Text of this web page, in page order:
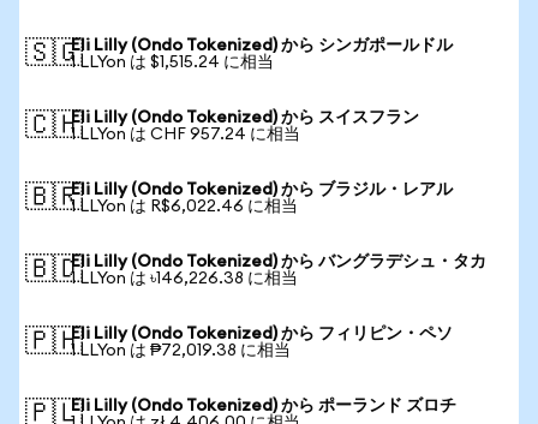
🇸🇬Eli Lilly (Ondo Tokenized) から シンガポールドル
1 LLYon は $1,515.24 に相当
🇨🇭Eli Lilly (Ondo Tokenized) から スイスフラン
1 LLYon は CHF 957.24 に相当
🇧🇷Eli Lilly (Ondo Tokenized) から ブラジル・レアル
1 LLYon は R$6,022.46 に相当
🇧🇩Eli Lilly (Ondo Tokenized) から バングラデシュ・タカ
1 LLYon は ৳146,226.38 に相当
🇵🇭Eli Lilly (Ondo Tokenized) から フィリピン・ペソ
1 LLYon は ₱72,019.38 に相当
🇵🇱Eli Lilly (Ondo Tokenized) から ポーランド ズロチ